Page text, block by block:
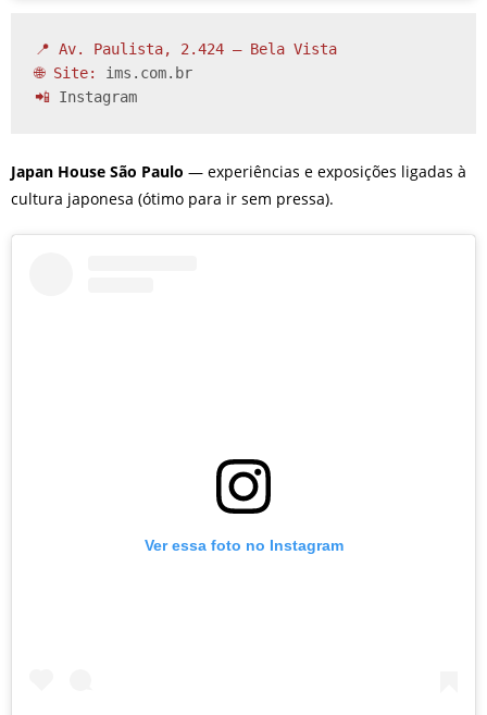
📍 Av. Paulista, 2.424 – Bela Vista
🌐 Site: ims.com.br
📲 Instagram
Japan House São Paulo — experiências e exposições ligadas à
cultura japonesa (ótimo para ir sem pressa).
Ver essa foto no Instagram